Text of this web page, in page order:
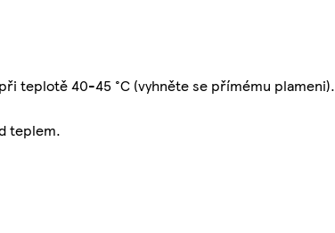
teplotě 40-45 °C (vyhněte se přímému plameni).
teplem.